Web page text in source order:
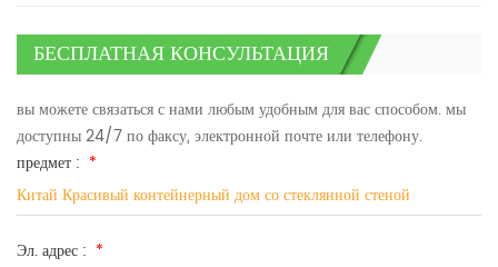
БЕСПЛАТНАЯ КОНСУЛЬТАЦИЯ
вы можете связаться с нами любым удобным для вас способом. мы
доступны 24/7 по факсу, электронной почте или телефону.
предмет : *
Китай Красивый контейнерный дом со стеклянной стеной
Эл. адрес : *